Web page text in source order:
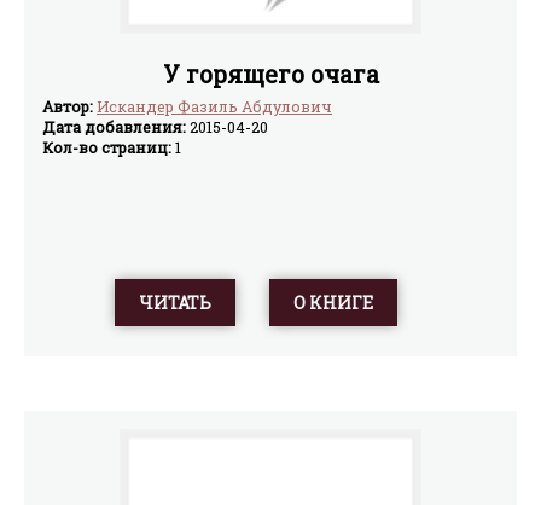
У горящего очага
Автор:Искандер Фазиль Абдулович
Дата добавления:2015-04-20
Кол-во страниц:1
ЧИТАТЬ О КНИГЕ